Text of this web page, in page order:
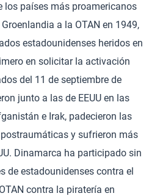
los países más proamericanos
a la OTAN en 1949,
estadounidenses heridos en
en solicitar la activación
del 11 de septiembre de
junto a las de EEUU en las
e Irak, padecieron las
y sufrieron más
Dinamarca ha participado sin
de estadounidenses contra el
contra la piratería en